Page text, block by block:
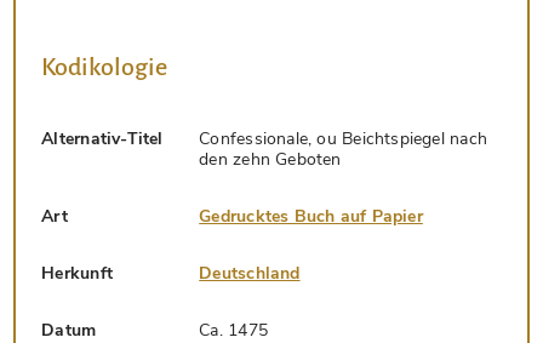
Kodikologie
Alternativ-Titel
Confessionale, ou Beichtspiegel nach
den zehn Geboten
Art Gedrucktes Buch auf Papier
Herkunft Deutschland
Datum Ca. 1475